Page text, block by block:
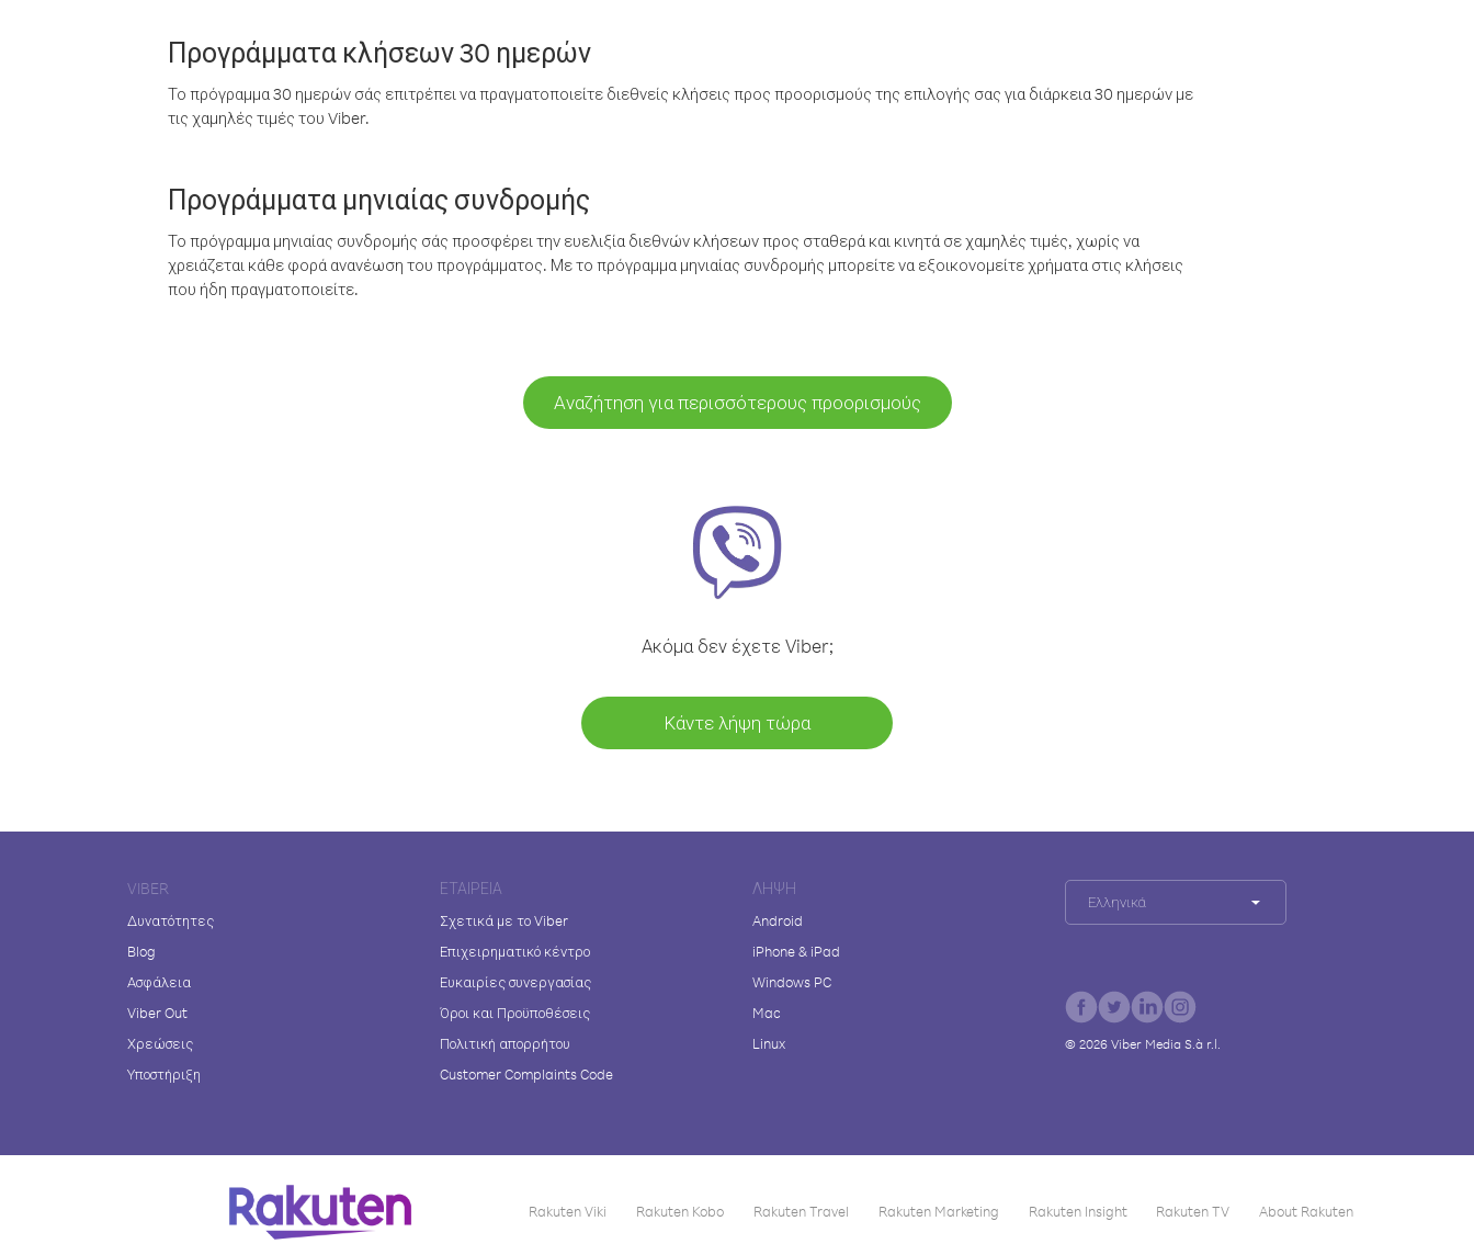
Προγράμματα κλήσεων 30 ημερών
Το πρόγραμμα 30 ημερών σάς επιτρέπει να πραγματοποιείτε διεθνείς κλήσεις προς προορισμούς της επιλογής σας για διάρκεια 30 ημερών με
τις χαμηλές τιμές του Viber.
Προγράμματα μηνιαίας συνδρομής
Το πρόγραμμα μηνιαίας συνδρομής σάς προσφέρει την ευελιξία διεθνών κλήσεων προς σταθερά και κινητά σε χαμηλές τιμές, χωρίς να
χρειάζεται κάθε φορά ανανέωση του προγράμματος. Με το πρόγραμμα μηνιαίας συνδρομής μπορείτε να εξοικονομείτε χρήματα στις κλήσεις
που ήδη πραγματοποιείτε.
Αναζήτηση για περισσότερους προορισμούς
Ακόμα δεν έχετε Viber;
Κάντε λήψη τώρα
VIBER
Δυνατότητες
Blog
Ασφάλεια
Viber Out
Χρεώσεις
Υποστήριξη
ΕΤΑΙΡΕΊΑ
Σχετικά με το Viber
Επιχειρηματικό κέντρο
Ευκαιρίες συνεργασίας
Όροι και Προϋποθέσεις
Πολιτική απορρήτου
Customer Complaints Code
ΛΉΨΗ
Android
iPhone & iPad
Windows PC
Mac
Linux
Ελληνικά
© 2026 Viber Media S.à r.l.
Rakuten Viki Rakuten Kobo Rakuten Travel Rakuten Marketing Rakuten Insight Rakuten TV About Rakuten